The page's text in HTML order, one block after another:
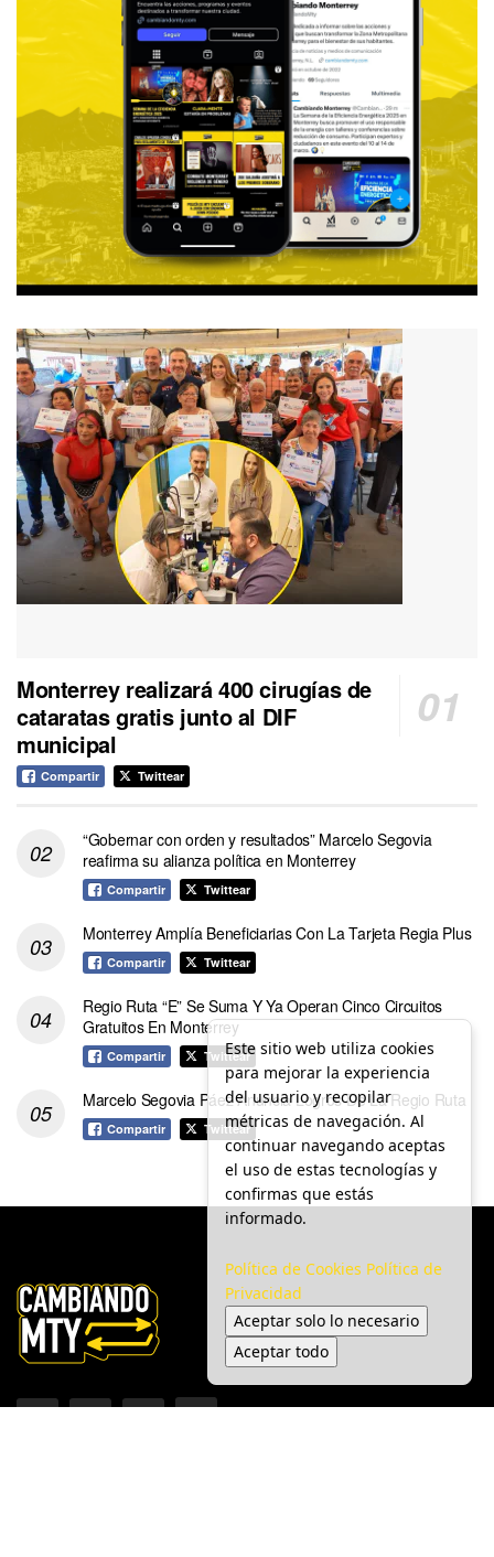
Monterrey realizará 400 cirugías de
cataratas gratis junto al DIF
municipal
Compartir Twittear
“Gobernar con orden y resultados” Marcelo Segovia
reafirma su alianza política en Monterrey
Compartir Twittear
Monterrey Amplía Beneficiarias Con La Tarjeta Regia Plus
Compartir Twittear
Regio Ruta “E” Se Suma Y Ya Operan Cinco Circuitos
Gratuitos En Monterrey
Compartir Twittear
Marcelo Segovia Páez Anuncia Logros De La Regio Ruta
Compartir Twittear
Este sitio web utiliza cookies
para mejorar la experiencia
del usuario y recopilar
métricas de navegación. Al
continuar navegando aceptas
el uso de estas tecnologías y
confirmas que estás
informado.
Política de Cookies Política de
Privacidad
Aceptar solo lo necesario
Aceptar todo